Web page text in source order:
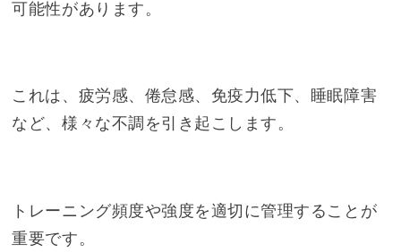
可能性があります。
これは、疲労感、倦怠感、免疫力低下、睡眠障害
など、様々な不調を引き起こします。
トレーニング頻度や強度を適切に管理することが
重要です。